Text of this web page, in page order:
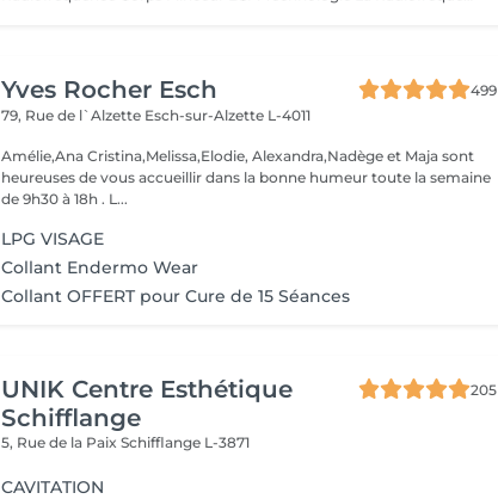
Yves Rocher Esch
499
79, Rue de l`Alzette Esch-sur-Alzette L-4011
Amélie,Ana Cristina,Melissa,Elodie, Alexandra,Nadège et Maja sont
heureuses de vous accueillir dans la bonne humeur toute la semaine
de 9h30 à 18h . L...
LPG VISAGE
Collant Endermo Wear
Collant OFFERT pour Cure de 15 Séances
UNIK Centre Esthétique
Schifflange
205
5, Rue de la PaixSchifflange L-3871
CAVITATION